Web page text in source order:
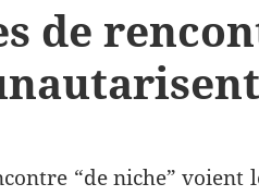
de
“de niche” voient